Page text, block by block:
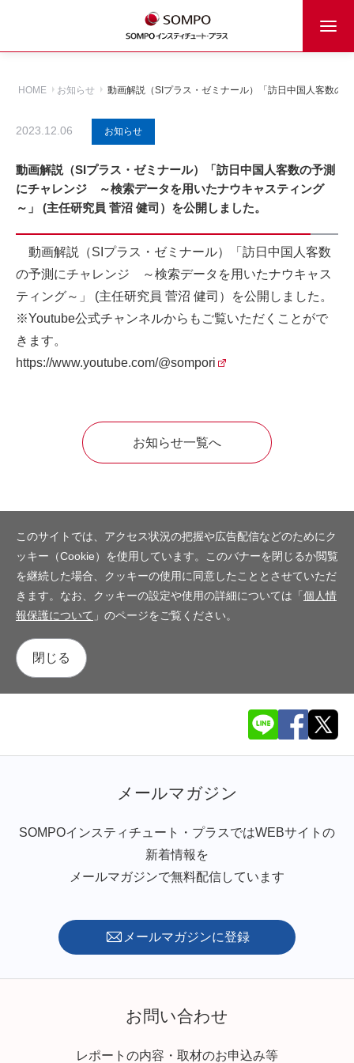
HOME お知らせ 動画解説（SIプラス・ゼミナール）「訪日中国人客数の
2023.12.06 お知らせ
動画解説（SIプラス・ゼミナール）「訪日中国人客数の予測
にチャレンジ ～検索データを用いたナウキャスティング
～」 (主任研究員 菅沼 健司）を公開しました。
動画解説（SIプラス・ゼミナール）「訪日中国人客数
の予測にチャレンジ ～検索データを用いたナウキャス
ティング～」 (主任研究員 菅沼 健司）を公開しました。
※Youtube公式チャンネルからもご覧いただくことがで
きます。
https://www.youtube.com/@sompori
お知らせ一覧へ
このサイトでは、アクセス状況の把握や広告配信などのためにク
ッキー（Cookie）を使用しています。このバナーを閉じるか閲覧
を継続した場合、クッキーの使用に同意したこととさせていただ
きます。なお、クッキーの設定や使用の詳細については「個人情
報保護について 」のページをご覧ください。
閉じる
メールマガジン
SOMPOインスティチュート・プラスではWEBサイトの
新着情報を
メールマガジンで無料配信しています
メールマガジンに登録
お問い合わせ
レポートの内容・取材のお申込み等